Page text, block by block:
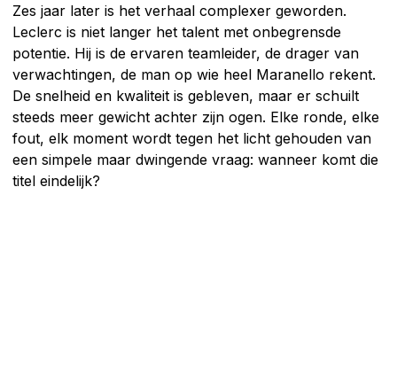
Zes jaar later is het verhaal complexer geworden.
Leclerc is niet langer het talent met onbegrensde
potentie. Hij is de ervaren teamleider, de drager van
verwachtingen, de man op wie heel Maranello rekent.
De snelheid en kwaliteit is gebleven, maar er schuilt
steeds meer gewicht achter zijn ogen. Elke ronde, elke
fout, elk moment wordt tegen het licht gehouden van
een simpele maar dwingende vraag: wanneer komt die
titel eindelijk?